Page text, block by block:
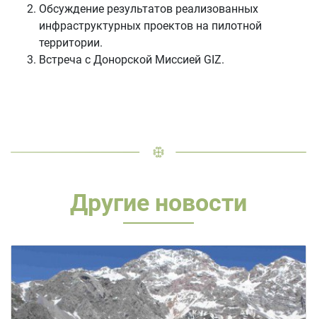
Обсуждение результатов реализованных
инфраструктурных проектов на пилотной
территории.
Встреча с Донорской Миссией GIZ.
Другие новости